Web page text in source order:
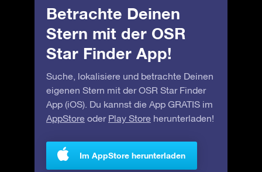
Betrachte Deinen
Stern mit der OSR
Star Finder App!
Suche, lokalisiere und betrachte Deinen
eigenen Stern mit der OSR Star Finder
App (iOS). Du kannst die App GRATIS im
AppStore oder Play Store herunterladen!
Im AppStore herunterladen